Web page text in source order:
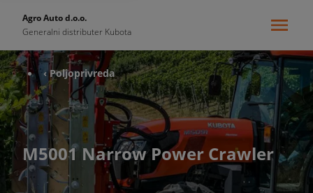
Agro Auto d.o.o.
Generalni distributer Kubota
‹ Poljoprivreda
M5001 Narrow Power Crawler